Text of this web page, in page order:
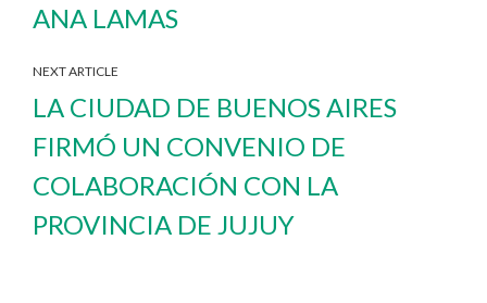
ANA LAMAS
NEXT ARTICLE
LA CIUDAD DE BUENOS AIRES
FIRMÓ UN CONVENIO DE
COLABORACIÓN CON LA
PROVINCIA DE JUJUY